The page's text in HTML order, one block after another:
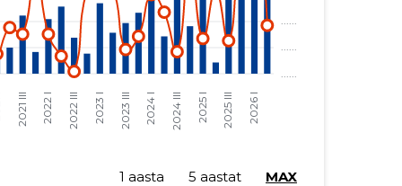
1 aasta 5 aastat MAX